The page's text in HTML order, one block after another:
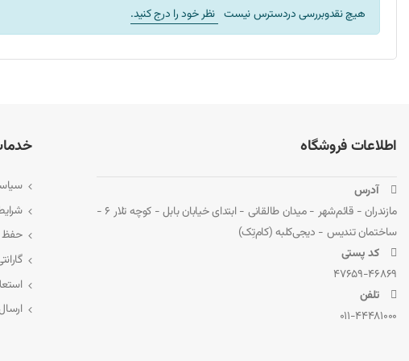
فروشگاه دیجی‌کلبه با ارائه خدمات عالی، ارسال سریع و پشتیبانی تخصصی،
هیچ نقدوبررسی دردسترس نیست نظر خود را درج کنید.
اطلاعات فروشگاه
 آدرس
مازندران - قائم‌شهر - میدان طالقانی - ابتدای خیابان بابل - کوچه تلار 6 -
ساختمان تندیس - دیجی‌کلبه (کام‌تِک)
 کد پستی
47659-46869
 تلفن
011-44481000